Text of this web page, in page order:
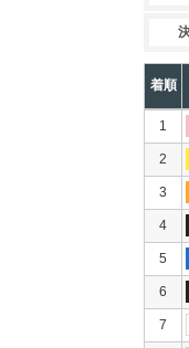
着順
1
2
3
4
5
6
7